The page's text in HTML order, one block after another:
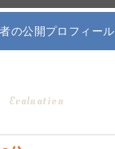
の公開プロフィール
Evaluation